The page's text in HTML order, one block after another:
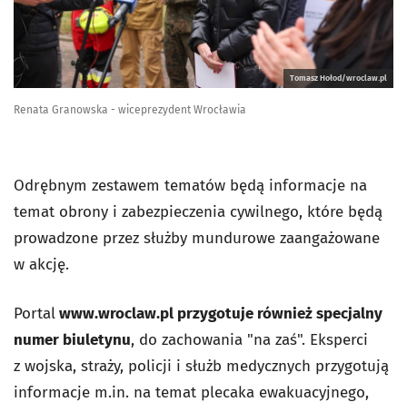
Tomasz Hołod/wroclaw.pl
Renata Granowska - wiceprezydent Wrocławia
Odrębnym zestawem tematów będą informacje na
temat obrony i zabezpieczenia cywilnego, które będą
prowadzone przez służby mundurowe zaangażowane
w akcję.
Portalwww.wroclaw.pl przygotuje również specjalny
numer biuletynu, do zachowania "na zaś". Eksperci
z wojska, straży, policji i służb medycznych przygotują
informacje m.in. na temat plecaka ewakuacyjnego,